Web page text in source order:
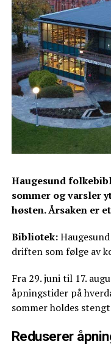
Haugesund
sommer og varsler
høsten. Årsaken er
Bibliotek:
driften som følge av
Fra 29. juni til 17.
åpningstider på
sommer holdes
Reduserer